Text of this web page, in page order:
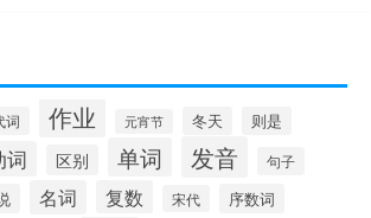
词 作业 元宵节 冬天
则是
词 区别 单词 发音 句子
名词 复数 宋代
序数词